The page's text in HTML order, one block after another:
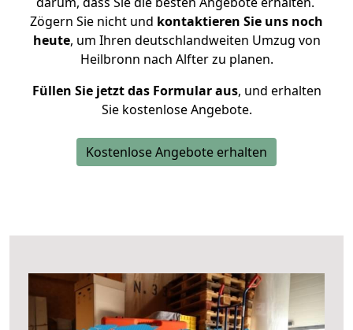
Zögern Sie nicht und kontaktieren Sie uns noch
heute, um Ihren deutschlandweiten Umzug von
Heilbronn nach Alfter zu planen.
Füllen Sie jetzt das Formular aus, und erhalten
Sie kostenlose Angebote.
Kostenlose Angebote erhalten